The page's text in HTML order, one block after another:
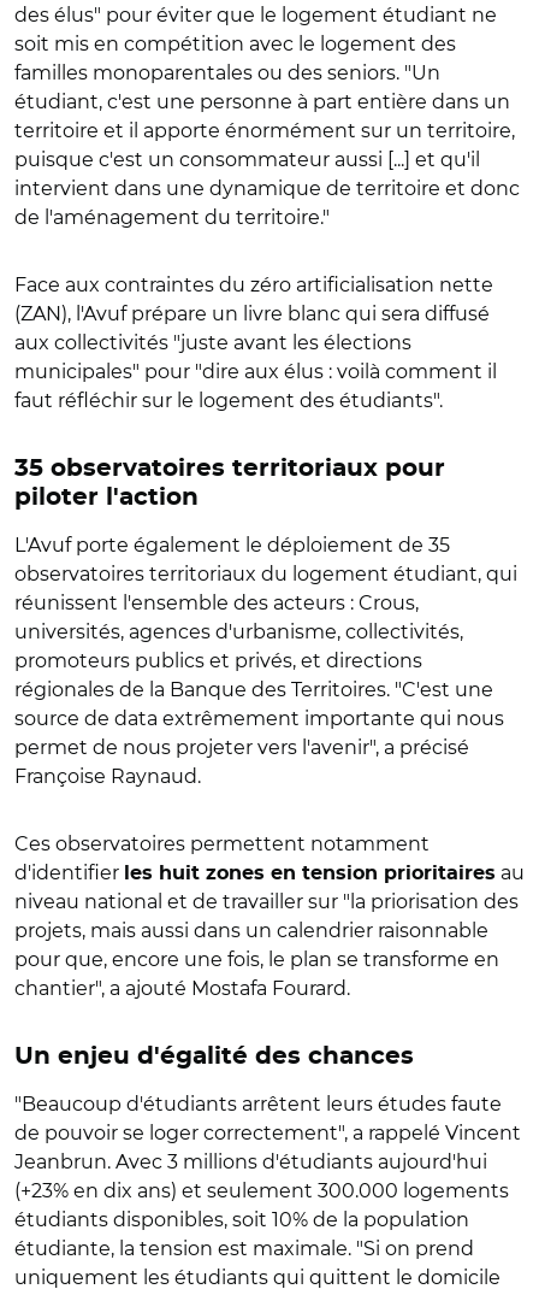
des élus" pour éviter que le logement étudiant ne
soit mis en compétition avec le logement des
familles monoparentales ou des seniors. "Un
étudiant, c'est une personne à part entière dans un
territoire et il apporte énormément sur un territoire,
puisque c'est un consommateur aussi [...] et qu'il
intervient dans une dynamique de territoire et donc
de l'aménagement du territoire."
Face aux contraintes du zéro artificialisation nette
(ZAN), l'Avuf prépare un livre blanc qui sera diffusé
aux collectivités "juste avant les élections
municipales" pour "dire aux élus : voilà comment il
faut réfléchir sur le logement des étudiants".
35 observatoires territoriaux pour
piloter l'action
L'Avuf porte également le déploiement de 35
observatoires territoriaux du logement étudiant, qui
réunissent l'ensemble des acteurs : Crous,
universités, agences d'urbanisme, collectivités,
promoteurs publics et privés, et directions
régionales de la Banque des Territoires. "C'est une
source de data extrêmement importante qui nous
permet de nous projeter vers l'avenir", a précisé
Françoise Raynaud.
Ces observatoires permettent notamment
d'identifier les huit zones en tension prioritaires au
niveau national et de travailler sur "la priorisation des
projets, mais aussi dans un calendrier raisonnable
pour que, encore une fois, le plan se transforme en
chantier", a ajouté Mostafa Fourard.
Un enjeu d'égalité des chances
"Beaucoup d'étudiants arrêtent leurs études faute
de pouvoir se loger correctement", a rappelé Vincent
Jeanbrun. Avec 3 millions d'étudiants aujourd'hui
(+23% en dix ans) et seulement 300.000 logements
étudiants disponibles, soit 10% de la population
étudiante, la tension est maximale. "Si on prend
uniquement les étudiants qui quittent le domicile